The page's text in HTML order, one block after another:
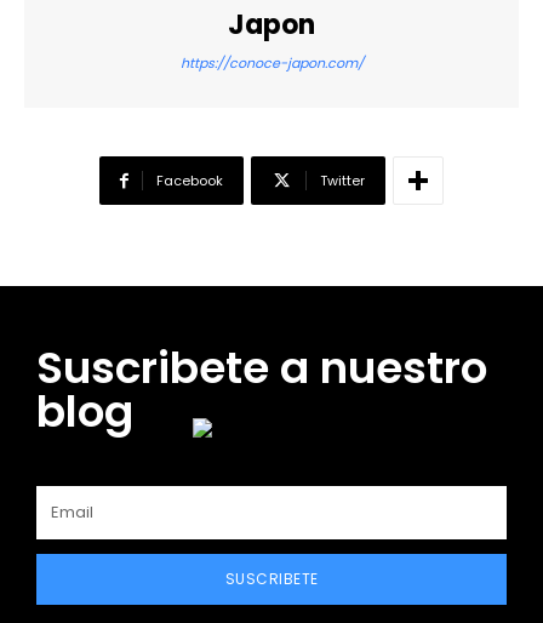
Japon
https://conoce-japon.com/
Facebook Twitter
Suscribete a nuestro
blog
SUSCRIBETE